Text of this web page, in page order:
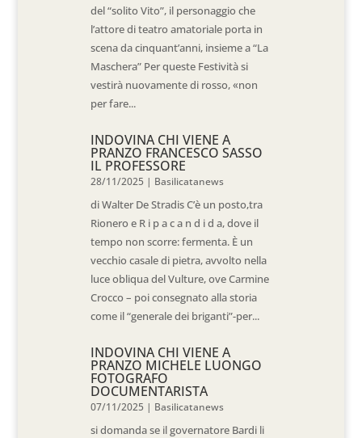
del “solito Vito”, il personaggio che
l’attore di teatro amatoriale porta in
scena da cinquant’anni, insieme a “La
Maschera” Per queste Festività si
vestirà nuovamente di rosso, «non
per fare...
INDOVINA CHI VIENE A
PRANZO FRANCESCO SASSO
IL PROFESSORE
28/11/2025 | Basilicatanews
di Walter De Stradis C’è un posto,tra
Rionero e R i p a c a n d i d a, dove il
tempo non scorre: fermenta. È un
vecchio casale di pietra, avvolto nella
luce obliqua del Vulture, ove Carmine
Crocco – poi consegnato alla storia
come il “generale dei briganti”-per...
INDOVINA CHI VIENE A
PRANZO MICHELE LUONGO
FOTOGRAFO
DOCUMENTARISTA
07/11/2025 | Basilicatanews
si domanda se il governatore Bardi li